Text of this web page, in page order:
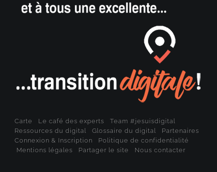
Carte Le café des experts
Team #jesuisdigital
Ressources du digital
Glossaire du digital
Partenaires
Connexion & Inscription
Politique de confidentialité
Mentions légales
Partager le site Nous contacter